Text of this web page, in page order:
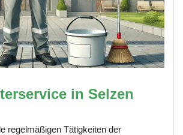
in Selzen
regelmäßigen Tätigkeiten der